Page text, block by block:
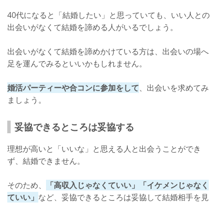
40代になると「結婚したい」と思っていても、いい人との
出会いがなくて結婚を諦める人がいるでしょう。
出会いがなくて結婚を諦めかけている方は、出会いの場へ
足を運んでみるといいかもしれません。
婚活パーティーや合コンに参加をして、出会いを求めてみ
ましょう。
妥協できるところは妥協する
理想が高いと「いいな」と思える人と出会うことができ
ず、結婚できません。
そのため、
「高収入じゃなくていい」「イケメンじゃなく
ていい」 など、妥協できるところは妥協して結婚相手を見